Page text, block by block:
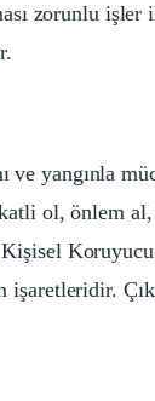
zorunlu
ve yangınla
ol, önlem